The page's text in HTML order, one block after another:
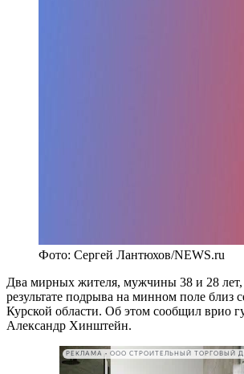
Фото: Сергей Лантюхов/NEWS.ru
Два мирных жителя, мужчины 38 и 28 лет,
результате подрыва на минном поле близ
Курской области. Об этом сообщил врио
Александр Хинштейн.